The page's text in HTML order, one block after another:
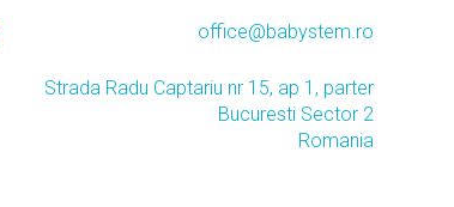
office@babystem.ro
Strada Radu Captariu nr 15, ap 1, parter
Bucuresti Sector 2
Romania